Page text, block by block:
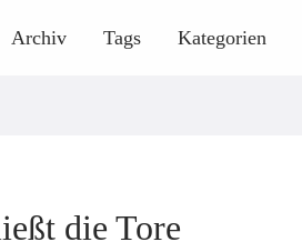
Archiv Tags Kategorien
die Tore